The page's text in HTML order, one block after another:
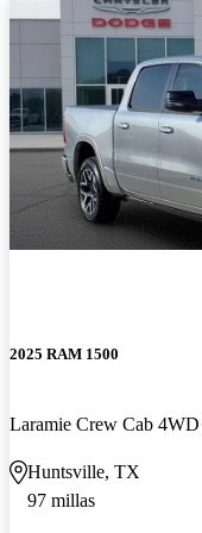
2025 RAM 1500
Laramie Crew Cab 4WD
Huntsville, TX
97 millas